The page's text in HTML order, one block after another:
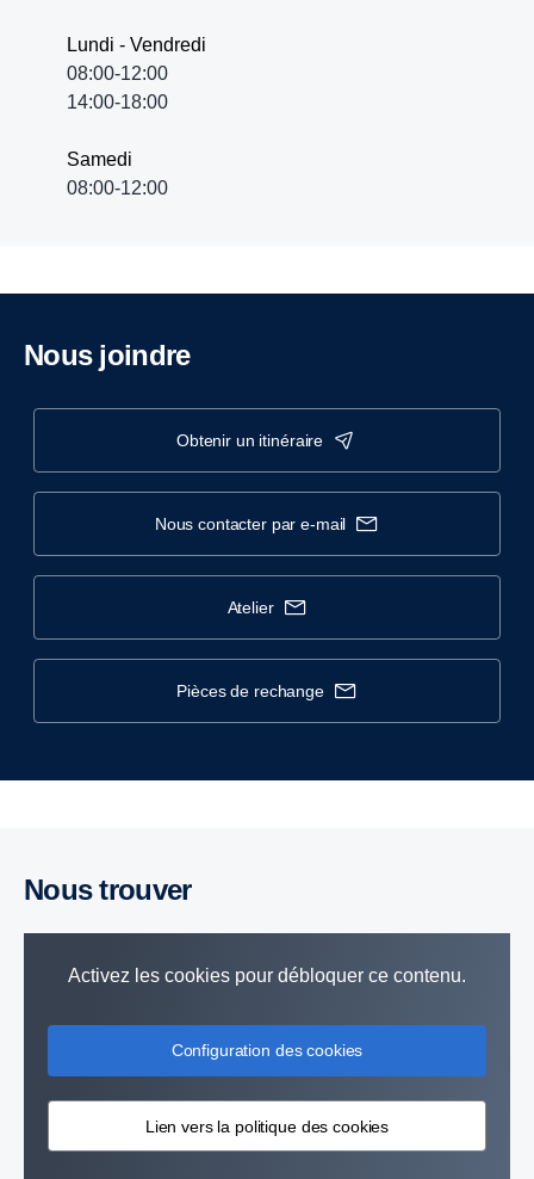
Lundi - Vendredi
08:00-12:00
14:00-18:00
Samedi
08:00-12:00
Nous joindre
obtenir un itinéraire
nous contacter par e-mail
atelier
pièces de rechange
Nous trouver
Activez les cookies pour débloquer ce contenu.
Configuration des cookies
Lien vers la politique des cookies